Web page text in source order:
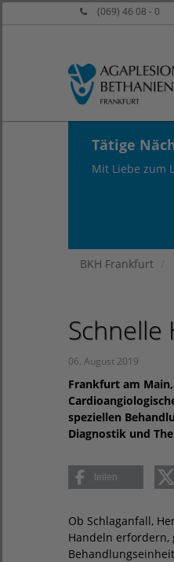
(069) 46 08 - 0
Tätige
Mit Liebe zum
BKH Frankfurt
06. August 2019
Frankfurt am
speziellen
Diagnostik und
teilen
Ob Schlaganfall,
Handeln erfordern,